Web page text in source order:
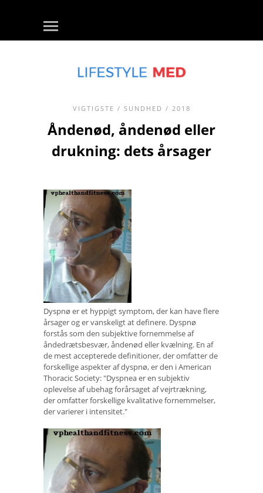
VIGTIGSTE / SUNDHED / 2018
Åndenød, åndenød eller
drukning: dets årsager
Dyspnø er et hyppigt symptom, der kan have flere
årsager og er vanskeligt at definere. Dyspnø
forstås som den subjektive fornemmelse af
åndedrætsbesvær, åndenød eller kvælning. En af
de mest accepterede definitioner, der omfatter de
forskellige aspekter af dyspnø, er den i American
Thoracic Society: "Dyspnea er en subjektiv
oplevelse af ubehag forårsaget af vejrtrækning,
der omfatter forskellige kvalitative fornemmelser,
der varierer i intensitet."